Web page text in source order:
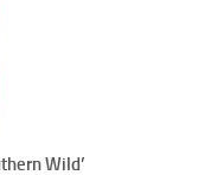
Wild’